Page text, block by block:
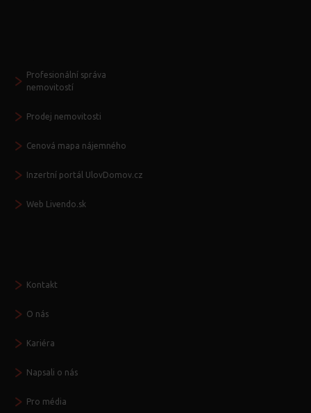
Profesionální správa
nemovitostí
Prodej nemovitosti
Cenová mapa nájemného
Inzertní portál UlovDomov.cz
Web Livendo.sk
Kontakt
O nás
Kariéra
Napsali o nás
Pro média